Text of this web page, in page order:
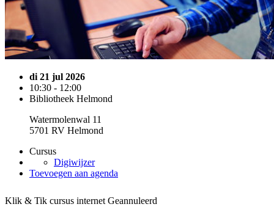
di 21 jul 2026
10:30 - 12:00
Bibliotheek Helmond
Watermolenwal 11
5701 RV Helmond
Cursus
Digiwijzer
Toevoegen aan agenda
Klik & Tik cursus internet Geannuleerd